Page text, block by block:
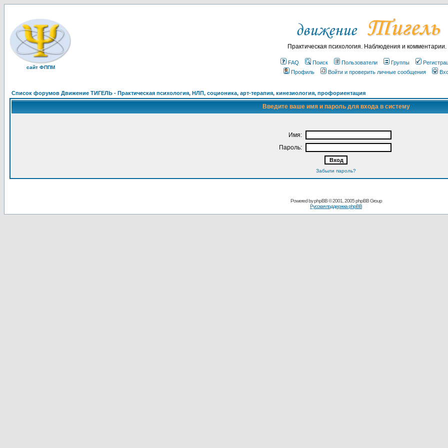
сайт ФППМ
Практическая психология. Наблюдения и комментарии.
FAQ Поиск Пользователи Группы
Профиль
Войти и проверить личные сообщения
Список форумов Движение ТИГЕЛЬ - Практическая психология, НЛП, соционика, арт-терапия, кинезиология, профориентация
Введите ваше имя и пароль для входа в систему
Имя:
Пароль:
Забыли пароль?
Powered byphpBB© 2001, 2005 phpBB Group
Русская поддержка phpBB